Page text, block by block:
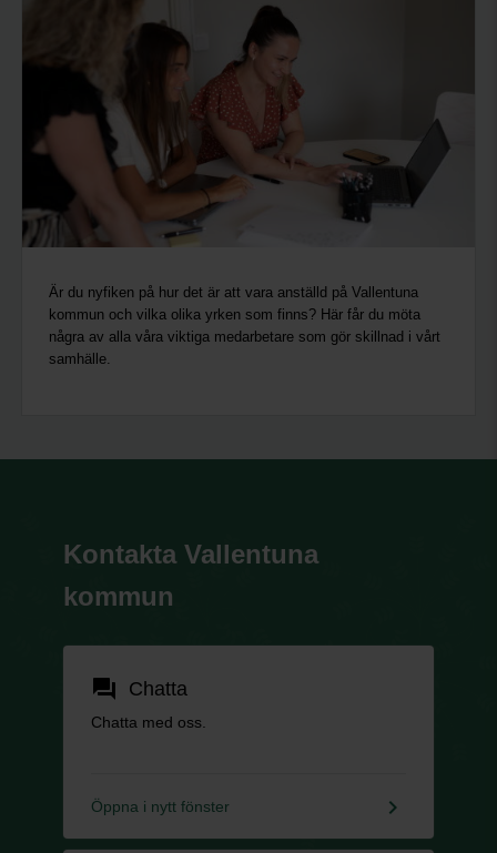
Är du nyfiken på hur det är att vara anställd på Vallentuna
kommun och vilka olika yrken som finns? Här får du möta
några av alla våra viktiga medarbetare som gör skillnad i vårt
samhälle.
Kontakta Vallentuna
kommun
forum Chatta
Chatta med oss.
Öppna i nytt fönster keyboard_arrow_right